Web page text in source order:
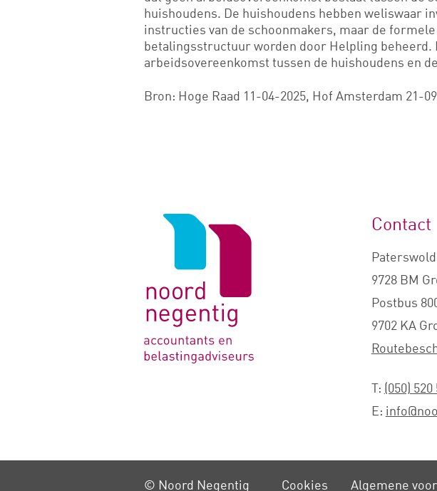
huishoudens. De huishoudens hebben weliswaar
instructies van de schoonmakers, maar de
betalingsstructuur worden door Helpling beheerd.
arbeidsovereenkomst tussen de huishoudens en
Bron: Hoge Raad 11-04-2025, Hof Amsterdam 21-
Logo
Contact
9728 BM
Postbus
9702 KA
T: (050) 520
E:
Cookies Algemene
© Noord Negentig